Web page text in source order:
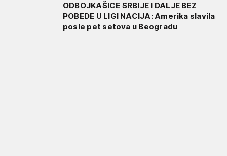
ODBOJKAŠICE SRBIJE I DALJE BEZ
POBEDE U LIGI NACIJA: Amerika slavila
posle pet setova u Beogradu